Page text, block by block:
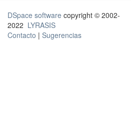
DSpace software copyright © 2002-
2022 LYRASIS
Contacto | Sugerencias